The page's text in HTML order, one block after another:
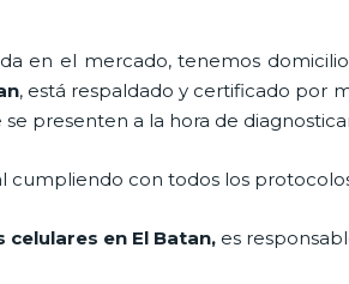
en el mercado, tenemos
, está respaldado y certificado por
presenten a la hora de
cumpliendo con todos los
celulares en El Batan, es